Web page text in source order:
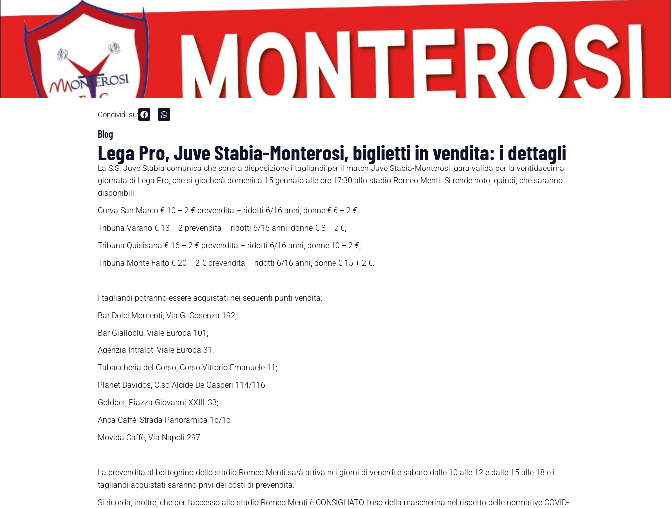
Condividi su:
Blog
Lega Pro, Juve Stabia-Monterosi, biglietti in vendita: i dettagli
La S.S. Juve Stabia comunica che sono a disposizione i tagliandi per il match Juve Stabia-Monterosi, gara valida per la ventiduesima
giornata di Lega Pro, che si giocherà domenica 15 gennaio alle ore 17:30 allo stadio Romeo Menti. Si rende noto, quindi, che saranno
disponibili:
Curva San Marco € 10 + 2 € prevendita – ridotti 6/16 anni, donne € 6 + 2 €;
Tribuna Varano € 13 + 2 prevendita – ridotti 6/16 anni, donne € 8 + 2 €;
Tribuna Quisisana € 16 + 2 € prevendita – ridotti 6/16 anni, donne 10 + 2 €;
Tribuna Monte Faito € 20 + 2 € prevendita – ridotti 6/16 anni, donne € 15 + 2 €.
I tagliandi potranno essere acquistati nei seguenti punti vendita:
Bar Dolci Momenti, Via G. Cosenza 192;
Bar Gialloblu, Viale Europa 101;
Agenzia Intralot, Viale Europa 31;
Tabaccheria del Corso, Corso Vittorio Emanuele 11;
Planet Davidos, C.so Alcide De Gasperi 114/116;
Goldbet, Piazza Giovanni XXIII, 33;
Anca Caffè, Strada Panoramica 1b/1c;
Movida Caffè, Via Napoli 297.
La prevendita al botteghino dello stadio Romeo Menti sarà attiva nei giorni di venerdì e sabato dalle 10 alle 12 e dalle 15 alle 18 e i
tagliandi acquistati saranno privi dei costi di prevendita.
Si ricorda, inoltre, che per l’accesso allo stadio Romeo Menti è CONSIGLIATO l’uso della mascherina nel rispetto delle normative COVID-